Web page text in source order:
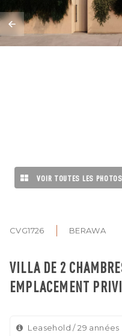
VOIR TOUTES LES PHOTOS
CVG1726 BERAWA
VILLA DE 2
EMPLACEMENT
Leasehold / 29 années